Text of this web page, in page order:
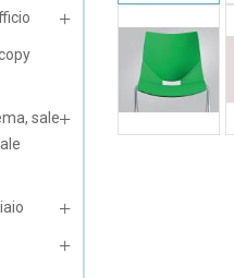
sale